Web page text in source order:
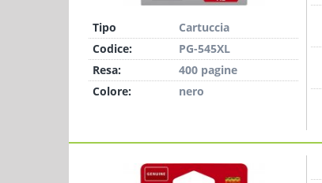
Tipo
Cartuccia
Codice:
PG-545XL
Resa:
400 pagine
Colore:
nero